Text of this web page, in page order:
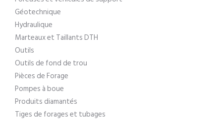
Géotechnique
Hydraulique
Marteaux et Taillants DTH
Outils
Outils de fond de trou
Pièces de Forage
Pompes à boue
Produits diamantés
Tiges de forages et tubages